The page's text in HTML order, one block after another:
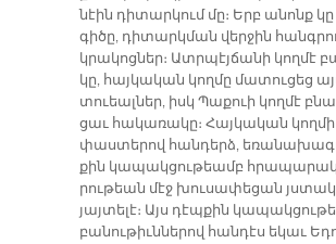
նէին դի­տար­կում մը։ Երբ ա­նոնք
գի­ծը, դի­տարկ­ման վեր­ջին
կրա­կոց­ներ։ Ատր­պէյ­ճա­նի կող­մէ
կը, հայ­կա­կան կող­մը մա­տու­ցեց
տուեալ­ներ, իսկ Պա­քուի կող­մէ
ցաւ հա­կա­ռա­կը։ Հայ­կա­կան
փաս­տե­րով հան­դերձ,
քին կա­պակ­ցու­թեամբ
րու­թեան մէջ խու­սա­փե­ցան
յայ­տե­լէ։ Այս դէպ­քին
բա­նու­թիւն­նե­րով հան­դէս ե­կաւ